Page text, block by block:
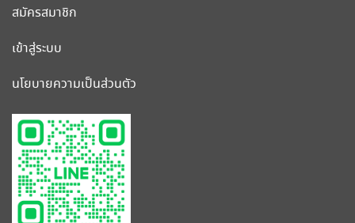
สมัครสมาชิก
เข้าสู่ระบบ
นโยบายความเป็นส่วนตัว